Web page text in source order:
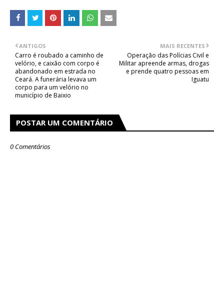
MAIS RECENTES
Operação das Polícias Civil e
Militar apreende armas, drogas
e prende quatro pessoas em
Iguatu
ANTIGOS
Carro é roubado a caminho de
velório, e caixão com corpo é
abandonado em estrada no
Ceará. A funerária levava um
corpo para um velório no
município de Baixio
POSTAR UM COMENTÁRIO
0 Comentários